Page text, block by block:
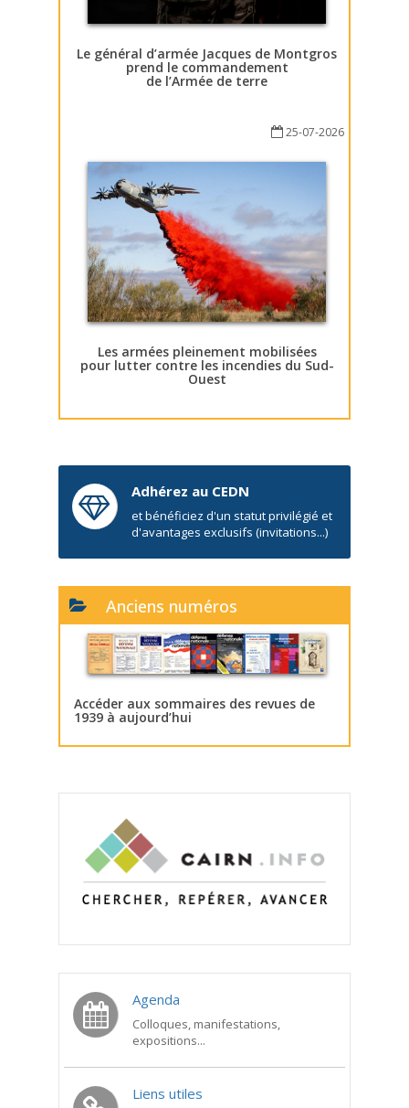
Le général d’armée Jacques de Montgros
prend le commandement
de l’Armée de terre
25-07-2026
Les armées pleinement mobilisées
pour lutter contre les incendies du Sud-
Ouest
Adhérez au CEDN
et bénéficiez d'un statut privilégié et
d'avantages exclusifs (invitations...)
Anciens numéros
Accéder aux sommaires des revues de
1939 à aujourd’hui
Agenda
Colloques, manifestations,
expositions...
Liens utiles